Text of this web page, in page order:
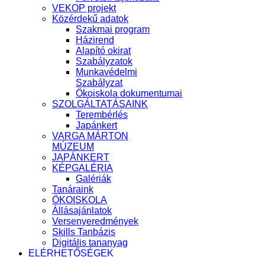
VEKOP projekt
Közérdekű adatok
Szakmai program
Házirend
Alapító okirat
Szabályzatok
Munkavédelmi
Szabályzat
Ökoiskola dokumentumai
SZOLGÁLTATÁSAINK
Terembérlés
Japánkert
VARGA MÁRTON
MÚZEUM
JAPÁNKERT
KÉPGALÉRIA
Galériák
Tanáraink
ÖKOISKOLA
Állásajánlatok
Versenyeredmények
Skills Tanbázis
Digitális tananyag
ELÉRHETŐSÉGEK